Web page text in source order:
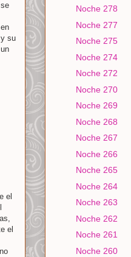
su
el
el
Noche 278
Noche 277
Noche 275
Noche 274
Noche 272
Noche 270
Noche 269
Noche 268
Noche 267
Noche 266
Noche 265
Noche 264
Noche 263
Noche 262
Noche 261
Noche 260